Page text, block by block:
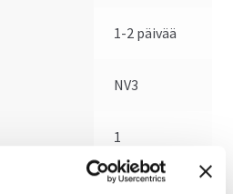
1-2 päivää
NV3
1
PCIe